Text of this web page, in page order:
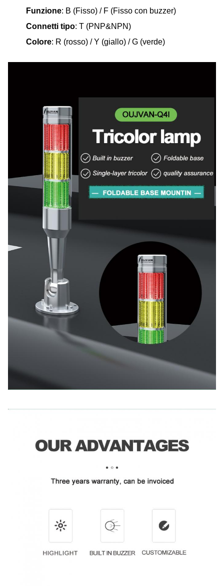
Funzione: B (Fisso) / F (Fisso con buzzer)
Connetti tipo: T (PNP&NPN)
Colore: R (rosso) / Y (giallo) / G (verde)